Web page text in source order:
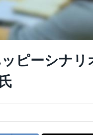
ピーシナリ